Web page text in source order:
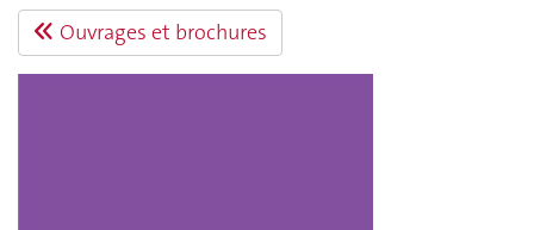
Ouvrages et brochures